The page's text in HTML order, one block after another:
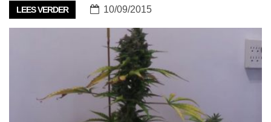
LEES VERDER 10/09/2015